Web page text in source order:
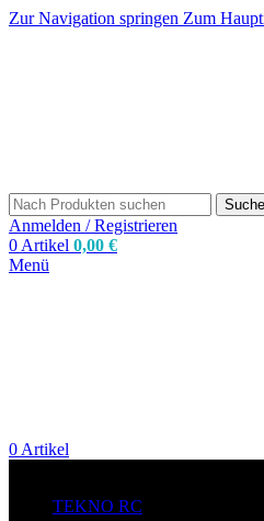
Zur Navigation springen Zum
Anmelden / Registrieren
0 Artikel 0,00 €
Menü
0 Artikel
TEKNO RC